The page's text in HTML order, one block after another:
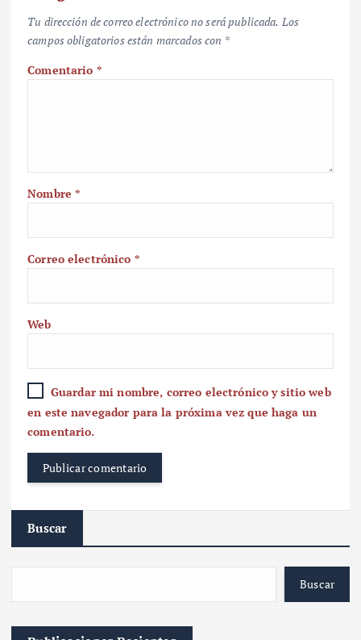
Tu dirección de correo electrónico no será publicada. Los
campos obligatorios están marcados con *
Comentario *
Nombre*
Correo electrónico *
Web
Guardar mi nombre, correo electrónico y sitio web
en este navegador para la próxima vez que haga un
comentario.
Buscar
Buscar